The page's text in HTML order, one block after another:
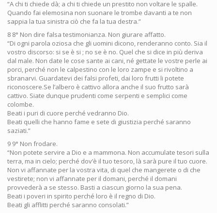
“A chi ti chiede dà; a chi ti chiede un prestito non voltare le spalle.
Quando fai elemosina non suonare le trombe davanti a te non
sappia la tua sinistra ciò che fa la tua destra.”
8 8° Non dire falsa testimonianza. Non giurare affatto.
“Di ogni parola oziosa che gli uomini dicono, renderanno conto. Sia il
vostro discorso: si se è si ; no se è no. Quel che si dice in più deriva
dal male. Non date le cose sante ai cani, né gettate le vostre perle ai
porci, perché non le calpestino con le loro zampe e si rivoltino a
sbranarvi. Guardatevi dei falsi profeti, dai loro frutti li potete
riconoscere.Se l’albero è cattivo allora anche il suo frutto sarà
cattivo. Siate dunque prudenti come serpenti e semplici come
colombe.
Beati i puri di cuore perché vedranno Dio.
Beati quelli che hanno fame e sete di giustizia perché saranno
saziati.”
9 9° Non frodare.
“Non potete servire a Dio e a mammona. Non accumulate tesori sulla
terra, ma in cielo; perché dov’è il tuo tesoro, là sarà pure il tuo cuore.
Non vi affannate per la vostra vita, di quel che mangerete o di che
vestirete; non vi affannate per il domani, perché il domani
provvederà a se stesso. Basti a ciascun giorno la sua pena.
Beati i poveri in spirito perché loro è il regno di Dio.
Beati gli afflitti perché saranno consolati.”